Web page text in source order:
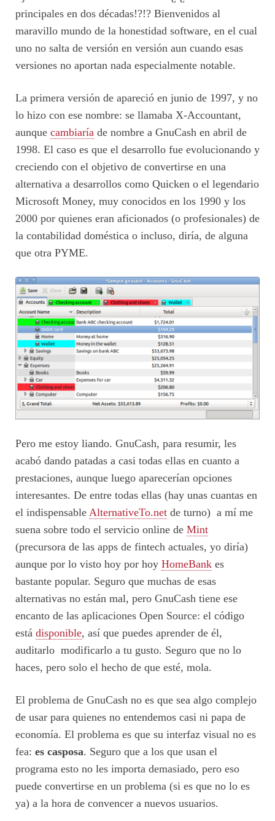
principales en dos décadas!?!? Bienvenidos al
maravillo mundo de la honestidad software, en el cual
uno no salta de versión en versión aun cuando esas
versiones no aportan nada especialmente notable.
La primera versión de apareció en junio de 1997, y no
lo hizo con ese nombre: se llamaba X-Accountant,
aunque cambiaría de nombre a GnuCash en abril de
1998. El caso es que el desarrollo fue evolucionando y
creciendo con el objetivo de convertirse en una
alternativa a desarrollos como Quicken o el legendario
Microsoft Money, muy conocidos en los 1990 y los
2000 por quienes eran aficionados (o profesionales) de
la contabilidad doméstica o incluso, diría, de alguna
que otra PYME.
Pero me estoy liando. GnuCash, para resumir, les
acabó dando patadas a casi todas ellas en cuanto a
prestaciones, aunque luego aparecerían opciones
interesantes. De entre todas ellas (hay unas cuantas en
el indispensable AlternativeTo.net de turno) a mí me
suena sobre todo el servicio online de Mint
(precursora de las apps de fintech actuales, yo diría)
aunque por lo visto hoy por hoy HomeBank es
bastante popular. Seguro que muchas de esas
alternativas no están mal, pero GnuCash tiene ese
encanto de las aplicaciones Open Source: el código
está disponible, así que puedes aprender de él,
auditarlo modificarlo a tu gusto. Seguro que no lo
haces, pero solo el hecho de que esté, mola.
El problema de GnuCash no es que sea algo complejo
de usar para quienes no entendemos casi ni papa de
economía. El problema es que su interfaz visual no es
fea: es casposa. Seguro que a los que usan el
programa esto no les importa demasiado, pero eso
puede convertirse en un problema (si es que no lo es
ya) a la hora de convencer a nuevos usuarios.